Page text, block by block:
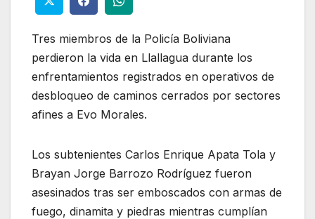
Tres miembros de la Policía Boliviana
perdieron la vida en Llallagua durante los
enfrentamientos registrados en operativos de
desbloqueo de caminos cerrados por sectores
afines a Evo Morales.
Los subtenientes Carlos Enrique Apata Tola y
Brayan Jorge Barrozo Rodríguez fueron
asesinados tras ser emboscados con armas de
fuego, dinamita y piedras mientras cumplían